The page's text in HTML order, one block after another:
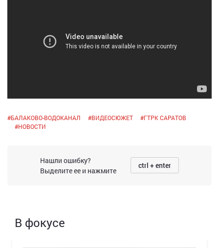
#БАЛАКОВО-ВОДОКАНАЛ #ВИДЕОСЮЖЕТ #ГТРК САРАТОВ
#НОВОСТИ
Нашли ошибку?
Выделите ее и нажмите
ctrl + enter
В фокусе